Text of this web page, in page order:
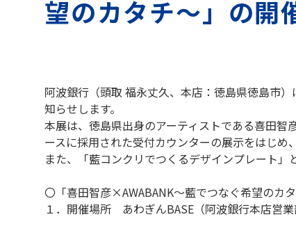
望のカタチ～」の開
阿波銀行（頭取 福永丈久、本店：徳島県徳島市
知らせします。
本展は、徳島県出身のアーティストである喜田
ースに採用された受付カウンターの展示をはじめ
また、「藍コンクリでつくるデザインプレート
〇「喜田智彦×AWABANK～藍でつなぐ希望のカ
１．開催場所 あわぎんBASE（阿波銀行本店営